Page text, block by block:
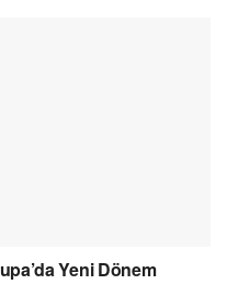
Yeni Dönem